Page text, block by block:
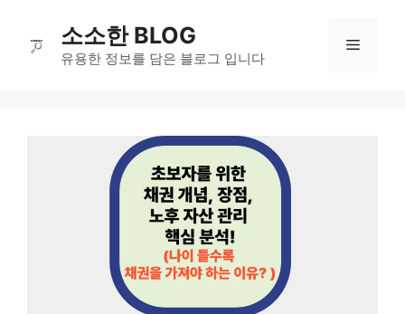
소소한 BLOG
유용한 정보를 담은 블로그 입니다
메